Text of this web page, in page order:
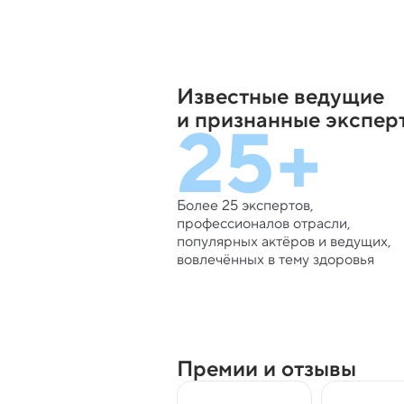
Известные ведущие
и признанные
25+
Более 25 экспертов,
профессионалов отрасли,
популярных актёров и ведущих,
вовлечённых в тему здоровья
Премии и отзывы